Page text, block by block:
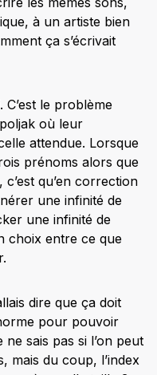
à un artiste bien
ça s’écrivait
C’est le problème
où leur
attendue. Lorsque
prénoms alors que
qu’en correction
une infinité de
une infinité de
choix entre ce que
dire que ça doit
pour pouvoir
sais pas si l’on peut
mais du coup, l’index